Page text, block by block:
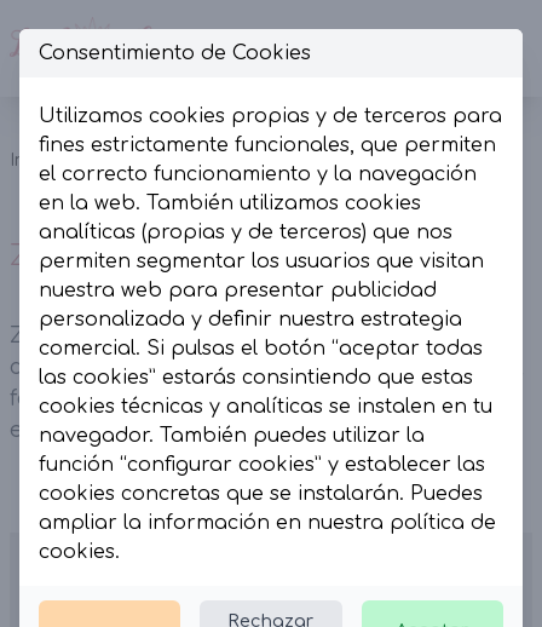
Inicio
Zapatillas
Doradas
Metalizadas.
Zapatillas Doradas Metalizadas.
Zapatillas retro en material sintético color
dorado con detalles blancos. Piso plano de 1 cm,
forro interior en sintético y plantilla acolchada
en textil.
Consentimiento de Cookies
Utilizamos cookies propias y de terceros para
fines estrictamente funcionales, que permiten
el correcto funcionamiento y la navegación
en la web. También utilizamos cookies
analíticas (propias y de terceros) que nos
permiten segmentar los usuarios que visitan
nuestra web para presentar publicidad
personalizada y definir nuestra estrategia
comercial. Si pulsas el botón “aceptar todas
las cookies” estarás consintiendo que estas
cookies técnicas y analíticas se instalen en tu
navegador. También puedes utilizar la
función “configurar cookies” y establecer las
cookies concretas que se instalarán. Puedes
ampliar la información en nuestra política de
cookies.
Rechazar